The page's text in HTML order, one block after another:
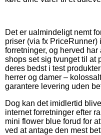
Det er ualmindeligt nemt
priser (via fx
forretninger, og herved
shops set sig tvunget til at
deres bedst i test
herrer og damer –
garantere levering uden
Dog kan det imidlertid
internet forretninger efter
mini flower blue forud for
ved at antage den mest